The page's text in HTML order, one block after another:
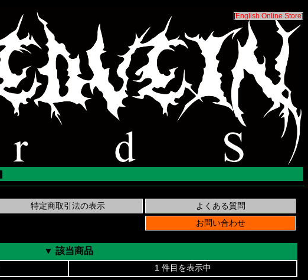
[English Online Store]
▼ 該当商品
1 件目を表示中